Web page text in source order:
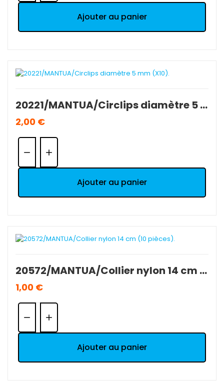
Ajouter au panier
20221/MANTUA/Circlips diamètre 5 mm (X10).
2,00 €
Quantité:
Ajouter au panier
20572/MANTUA/Collier nylon 14 cm (10 pièces).
1,00 €
Quantité:
Ajouter au panier